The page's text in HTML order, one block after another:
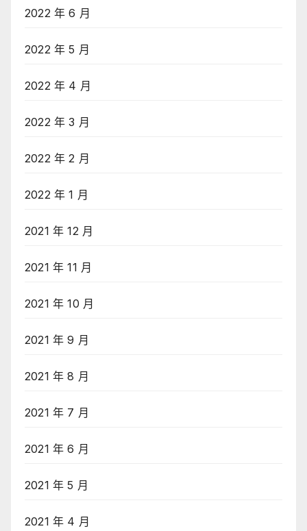
2022 年 6 月
2022 年 5 月
2022 年 4 月
2022 年 3 月
2022 年 2 月
2022 年 1 月
2021 年 12 月
2021 年 11 月
2021 年 10 月
2021 年 9 月
2021 年 8 月
2021 年 7 月
2021 年 6 月
2021 年 5 月
2021 年 4 月